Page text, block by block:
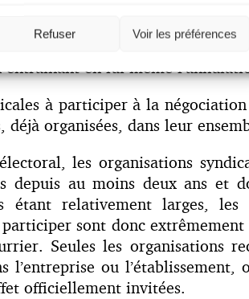
Refuser Voir les préférences
Elle considère que
2314-3 du Code du travail] un
en lui-même
à participer à la
organisées, dans leur
les organisations
depuis au moins deux ans et
relativement larges, les
sont donc
Seules les organisations
l’entreprise ou
officiellement invitées.